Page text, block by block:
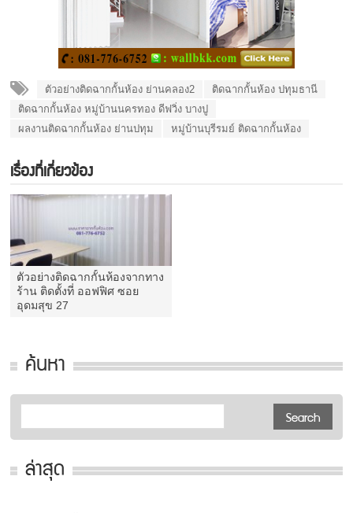
ตัวอย่างติดฉากกั้นห้อง ย่านคลอง2
ติดฉากกั้นห้อง ปทุมธานี
ติดฉากกั้นห้อง หมู่บ้านนครทอง ดีฟวิ่ง บางปู
ผลงานติดฉากกั้นห้อง ย่านปทุม
หมู่บ้านบุรีรมย์ ติดฉากกั้นห้อง
เรื่องที่เกี่ยวข้อง
ตัวอย่างติดฉากกั้นห้องจากทาง
ร้าน ติดตั้งที่ ออฟฟิศ ซอย
อุดมสุข 27
ค้นหา
ล่าสุด